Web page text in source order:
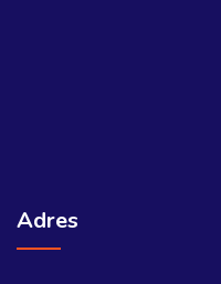
Adres